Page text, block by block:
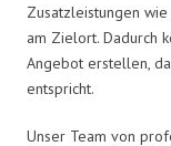
Zusatzleistungen
am Zielort. Dadurch
Angebot erstellen,
entspricht.
Unser Team von